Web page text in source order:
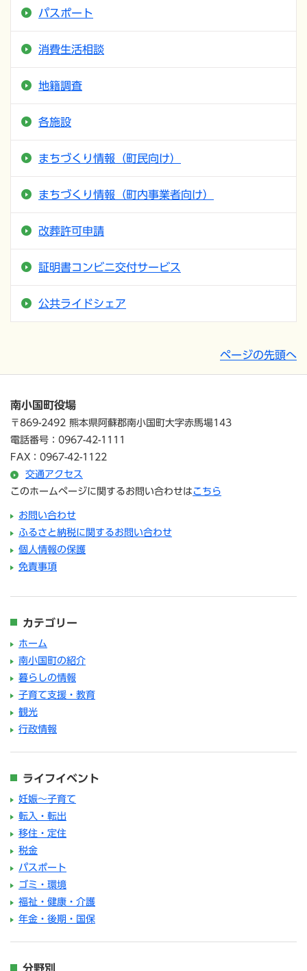
パスポート
消費生活相談
地籍調査
各施設
まちづくり情報（町民向け）
まちづくり情報（町内事業者向け）
改葬許可申請
証明書コンビニ交付サービス
公共ライドシェア
ページの先頭へ
南小国町役場
〒869-2492 熊本県阿蘇郡南小国町大字赤馬場143
電話番号：0967-42-1111
FAX：0967-42-1122
交通アクセス
このホームページに関するお問い合わせは こちら
お問い合わせ
ふるさと納税に関するお問い合わせ
個人情報の保護
免責事項
カテゴリー
ホーム
南小国町の紹介
暮らしの情報
子育て支援・教育
観光
行政情報
ライフイベント
妊娠～子育て
転入・転出
移住・定住
税金
パスポート
ゴミ・環境
福祉・健康・介護
年金・後期・国保
分野別